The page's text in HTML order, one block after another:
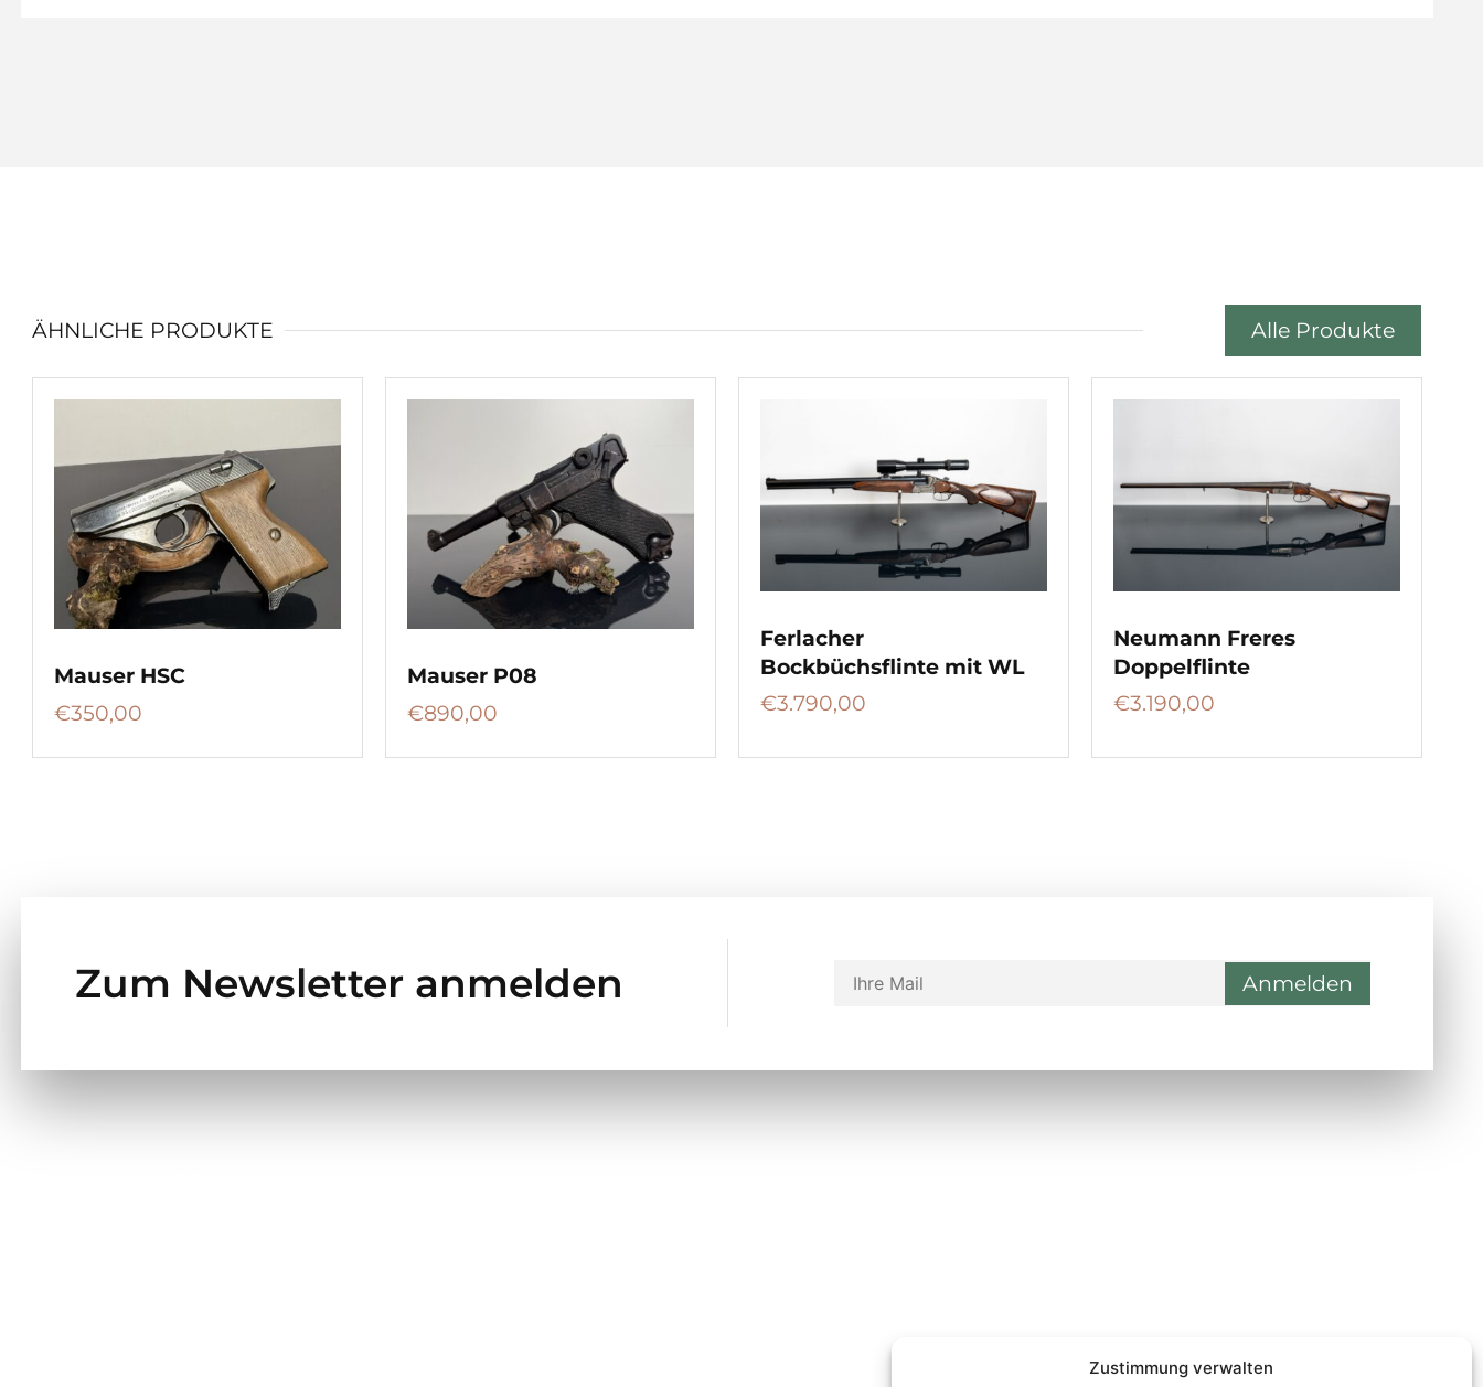
Zustimmung verwalten
ÄHNLICHE PRODUKTE Alle Produkte
Mauser HSC
€350,00
Mauser P08
€890,00
Ferlacher
Bockbüchsflinte mit WL
€3.790,00
Neumann Freres
Doppelflinte
€3.190,00
Zum Newsletter anmelden